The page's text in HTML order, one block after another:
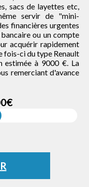
sacs de layettes etc,
servir de "mini-
financières urgentes
ou un compte
acquérir rapidement
fois-ci du type Renault
estimée à 9000 €. La
remerciant d'avance